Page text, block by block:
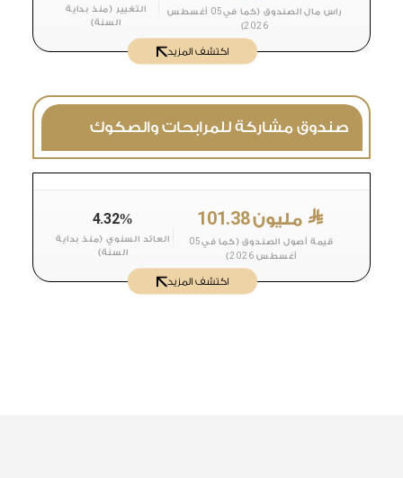
راس مال الصندوق (كما في 05 أغسطس
2026
)
التغيير (منذ بداية
السنة)
اكتشف المزيد
صندوق مشاركة للمرابحات والصكوك
101.38 مليون
قيمة أصول الصندوق (كما في05
أغسطس 2026
)
4.32%
العائد السنوي (منذ بداية
السنة)
اكتشف المزيد